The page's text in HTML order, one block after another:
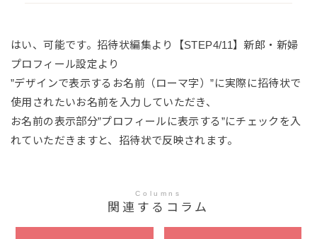
はい、可能です。招待状編集より【STEP4/11】新郎・新婦
プロフィール設定より
”デザインで表示するお名前（ローマ字）”に実際に招待状で
使用されたいお名前を入力していただき、
お名前の表示部分”プロフィールに表示する”にチェックを入
れていただきますと、招待状で反映されます。
Columns
関連するコラム